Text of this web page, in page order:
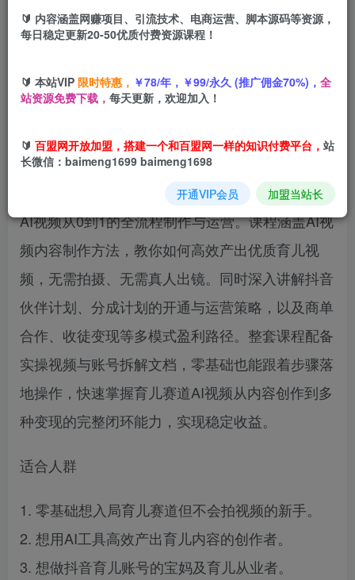
立即购买
课程内容简介
本课程由抖音资深育儿博主亲授，手把手教学育儿
AI视频从0到1的全流程制作与运营。课程涵盖AI视
频内容制作方法，教你如何高效产出优质育儿视
频，无需拍摄、无需真人出镜。同时深入讲解抖音
伙伴计划、分成计划的开通与运营策略，以及商单
合作、收徒变现等多模式盈利路径。整套课程配备
实操视频与账号拆解文档，零基础也能跟着步骤落
地操作，快速掌握育儿赛道AI视频从内容创作到多
种变现的完整闭环能力，实现稳定收益。
适合人群
1. 零基础想入局育儿赛道但不会拍视频的新手。
2. 想用AI工具高效产出育儿内容的创作者。
3. 想做抖音育儿账号的宝妈及育儿从业者。
🔰 内容涵盖网赚项目、引流技术、电商运营、脚本源码等资源，
每日稳定更新20-50优质付费资源课程！
🔰 本站VIP 限时特惠， ￥78/年，￥99/永久 (推广佣金70%)， 全
站资源免费下载， 每天更新，欢迎加入！
🔰 百盟网开放加盟，搭建一个和百盟网一样的知识付费平台， 站
长微信：baimeng1699 baimeng1698
开通VIP会员 加盟当站长